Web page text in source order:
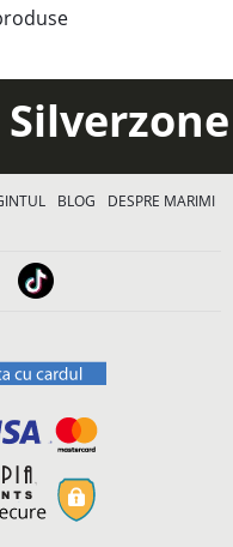
BLOG
DESPRE MARIMI